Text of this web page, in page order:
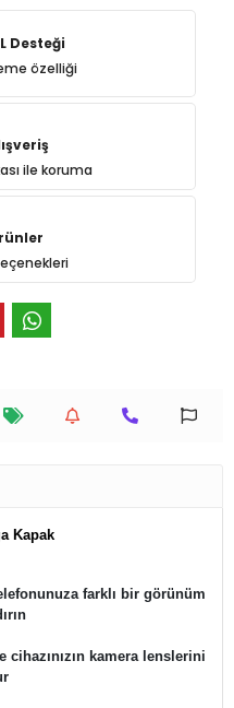
Desteği
özelliği
ile koruma
Kapak
farklı bir görünüm
cihazınızın kamera lenslerini